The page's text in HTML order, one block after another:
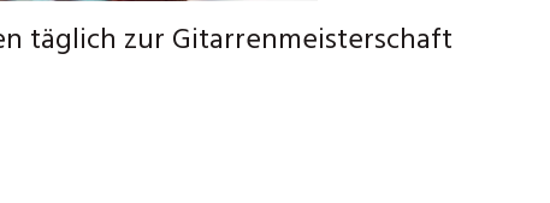
täglich zur Gitarrenmeisterschaft